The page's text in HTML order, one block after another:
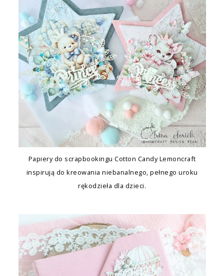
Papiery do scrapbookingu Cotton Candy Lemoncraft
inspirują do kreowania niebanalnego, pełnego uroku
rękodzieła dla dzieci.